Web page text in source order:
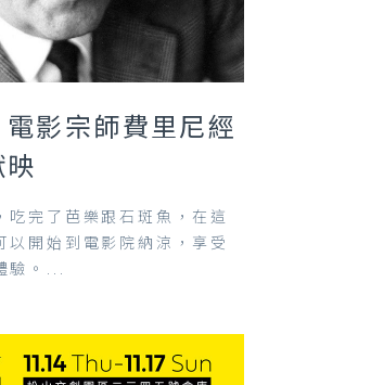
影宗師費里尼經
映
吃完了芭樂跟石斑魚，在這
以開始到電影院納涼，享受
驗。...